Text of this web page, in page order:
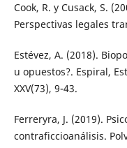
Cook, R. y Cusack, S.
Perspectivas legales
Estévez, A. (2018).
u opuestos?. Espiral,
XXV(73), 9-43.
Ferreryra, J. (2019).
contraficcioanálisis.